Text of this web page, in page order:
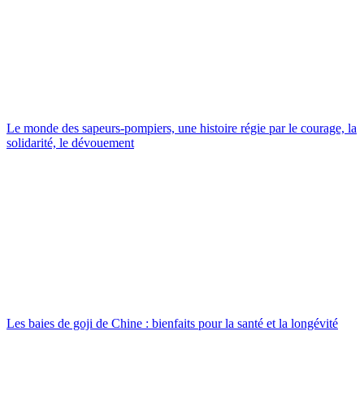
Le monde des sapeurs-pompiers, une histoire régie par le courage, la
solidarité, le dévouement
Les baies de goji de Chine : bienfaits pour la santé et la longévité